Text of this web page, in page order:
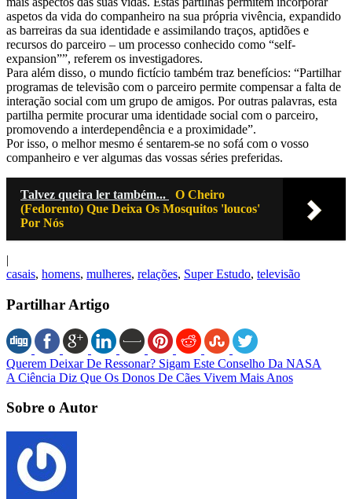
aspetos da vida do companheiro na sua própria vivência, expandido
as barreiras da sua identidade e assimilando traços, aptidões e
recursos do parceiro – um processo conhecido como “self-
expansion””, referem os investigadores.
Para além disso, o mundo fictício também traz benefícios: “Partilhar
programas de televisão com o parceiro permite compensar a falta de
interação social com um grupo de amigos. Por outras palavras, esta
partilha permite procurar uma identidade social com o parceiro,
promovendo a interdependência e a proximidade”.
Por isso, o melhor mesmo é sentarem-se no sofá com o vosso
companheiro e ver algumas das vossas séries preferidas.
Talvez queira ler também...
O Cheiro
(Fedorento) Que Deixa Os Mosquitos 'loucos'
Por Nós
|
casais, homens, mulheres, relações, Super Estudo, televisão
Partilhar Artigo
Querem Deixar De Ressonar? Sigam Este Conselho Da NASA
A Ciência Diz Que Os Donos De Cães Vivem Mais Anos
Sobre o Autor